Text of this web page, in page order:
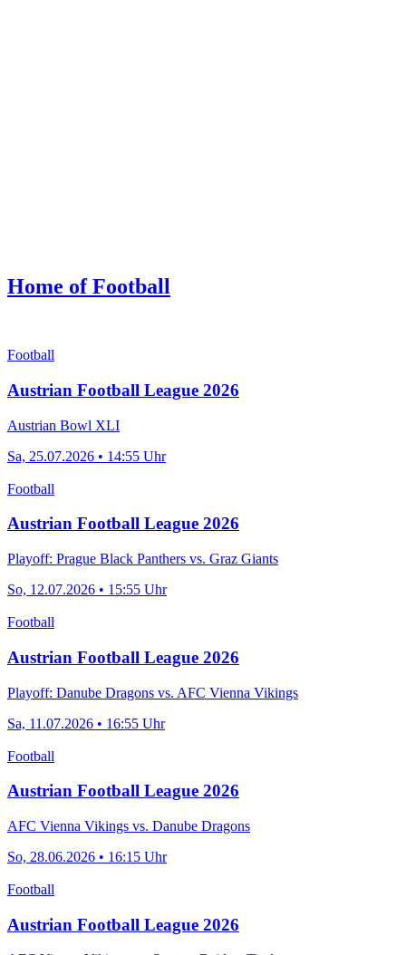
Home of Football
Football
Austrian Football League 2026
Austrian Bowl XLI
Sa, 25.07.2026 • 14:55 Uhr
Football
Austrian Football League 2026
Playoff: Prague Black Panthers vs. Graz Giants
So, 12.07.2026 • 15:55 Uhr
Football
Austrian Football League 2026
Playoff: Danube Dragons vs. AFC Vienna Vikings
Sa, 11.07.2026 • 16:55 Uhr
Football
Austrian Football League 2026
AFC Vienna Vikings vs. Danube Dragons
So, 28.06.2026 • 16:15 Uhr
Football
Austrian Football League 2026